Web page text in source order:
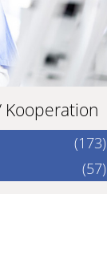
Kooperation
(173)
(57)